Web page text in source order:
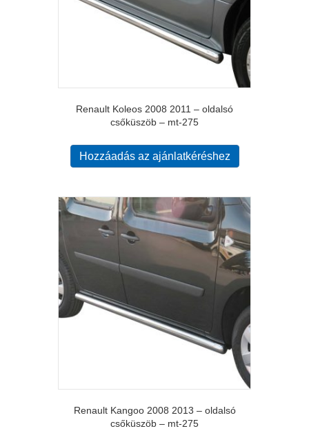
Renault Koleos 2008 2011 – oldalsó
csőküszöb – mt-275
Hozzáadás az ajánlatkéréshez
Renault Kangoo 2008 2013 – oldalsó
csőküszöb – mt-275